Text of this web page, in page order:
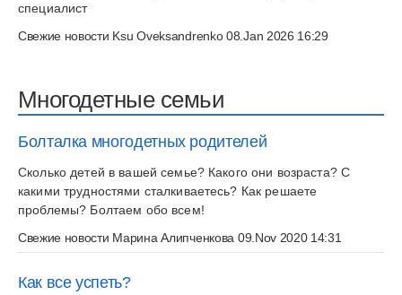
специалист
Свежие новости Ksu Oveksandrenko08.Jan 2026 16:29
Многодетные семьи
Болталка многодетных родителей
Сколько детей в вашей семье? Какого они возраста? С
какими трудностями сталкиваетесь? Как решаете
проблемы? Болтаем обо всем!
Свежие новости Марина Алипченкова 09.Nov 2020 14:31
Как все успеть?